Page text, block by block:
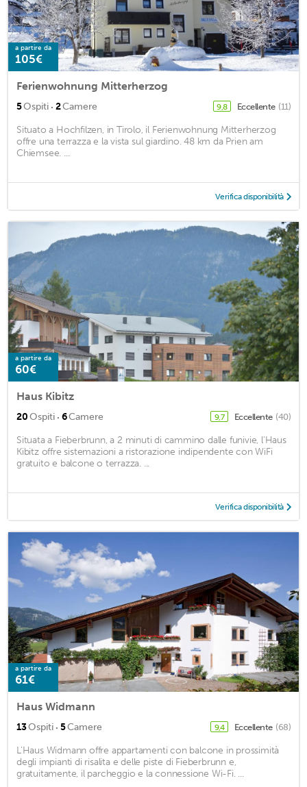
a partire da
105€
Ferienwohnung Mitterherzog
5Ospiti · 2Camere 9,8 Eccellente (11)
Situato a Hochfilzen, in Tirolo, il Ferienwohnung Mitterherzog
offre una terrazza e la vista sul giardino. 48 km da Prien am
Chiemsee. ...
Verifica disponibilità
a partire da
60€
Haus Kibitz
20Ospiti · 6Camere 9,7 Eccellente (40)
Situata a Fieberbrunn, a 2 minuti di cammino dalle funivie, l'Haus
Kibitz offre sistemazioni a ristorazione indipendente con WiFi
gratuito e balcone o terrazza. ...
Verifica disponibilità
a partire da
61€
Haus Widmann
13Ospiti · 5Camere 9,4 Eccellente (68)
L'Haus Widmann offre appartamenti con balcone in prossimità
degli impianti di risalita e delle piste di Fieberbrunn e,
gratuitamente, il parcheggio e la connessione Wi-Fi. ...